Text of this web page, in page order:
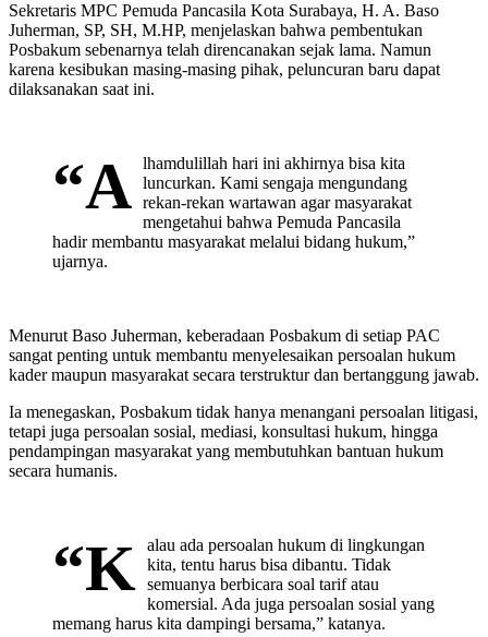
Sekretaris MPC Pemuda Pancasila Kota Surabaya, H. A. Baso
Juherman, SP, SH, M.HP, menjelaskan bahwa pembentukan
Posbakum sebenarnya telah direncanakan sejak lama. Namun
karena kesibukan masing-masing pihak, peluncuran baru dapat
dilaksanakan saat ini.
“A lhamdulillah hari ini akhirnya bisa kita
luncurkan. Kami sengaja mengundang
rekan-rekan wartawan agar masyarakat
mengetahui bahwa Pemuda Pancasila
hadir membantu masyarakat melalui bidang hukum,”
ujarnya.
Menurut Baso Juherman, keberadaan Posbakum di setiap PAC
sangat penting untuk membantu menyelesaikan persoalan hukum
kader maupun masyarakat secara terstruktur dan bertanggung jawab.
Ia menegaskan, Posbakum tidak hanya menangani persoalan litigasi,
tetapi juga persoalan sosial, mediasi, konsultasi hukum, hingga
pendampingan masyarakat yang membutuhkan bantuan hukum
secara humanis.
“K alau ada persoalan hukum di lingkungan
kita, tentu harus bisa dibantu. Tidak
semuanya berbicara soal tarif atau
komersial. Ada juga persoalan sosial yang
memang harus kita dampingi bersama,” katanya.